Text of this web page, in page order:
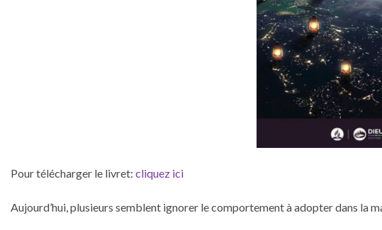
Pour télécharger le livret: cliquez ici
Aujourd’hui, plusieurs semblent ignorer le comportement à adopter dans la